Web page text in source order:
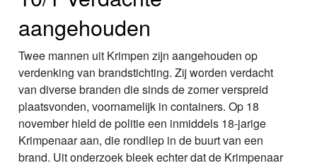
aangehouden
Twee mannen uit Krimpen zijn aangehouden op
verdenking van brandstichting. Zij worden verdacht
van diverse branden die sinds de zomer verspreid
plaatsvonden, voornamelijk in containers. Op 18
november hield de politie een inmiddels 18-jarige
Krimpenaar aan, die rondliep in de buurt van een
brand. Uit onderzoek bleek echter dat de Krimpenaar